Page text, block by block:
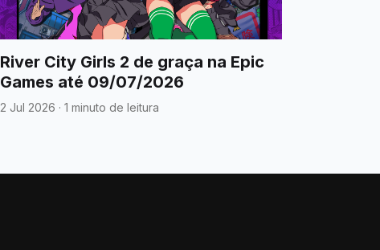
River City Girls 2 de graça na Epic
Games até 09/07/2026
2 Jul 2026 · 1 minuto de leitura